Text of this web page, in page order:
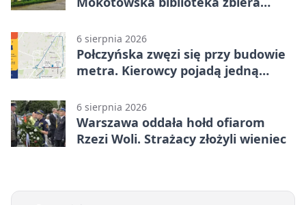
6 sierpnia 2026
Połczyńska zwęzi się przy budowie
metra. Kierowcy pojadą jedną
6 sierpnia 2026
Warszawa oddała hołd ofiarom
Rzezi Woli. Strażacy złożyli wieniec